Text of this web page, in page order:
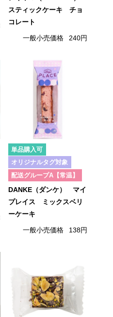
スティックケーキ チョ
コレート
一般小売価格 240円
単品購入可
オリジナルタグ対象
配送グループA【常温】
DANKE（ダンケ） マイ
プレイス ミックスベリ
ーケーキ
一般小売価格 138円